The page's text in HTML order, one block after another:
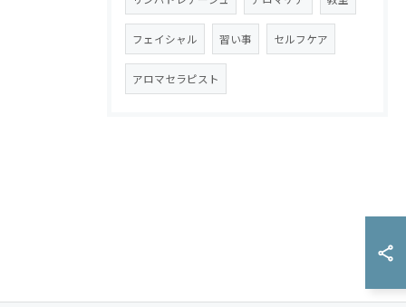
フェイシャル 習い事 セルフケア
アロマセラピスト